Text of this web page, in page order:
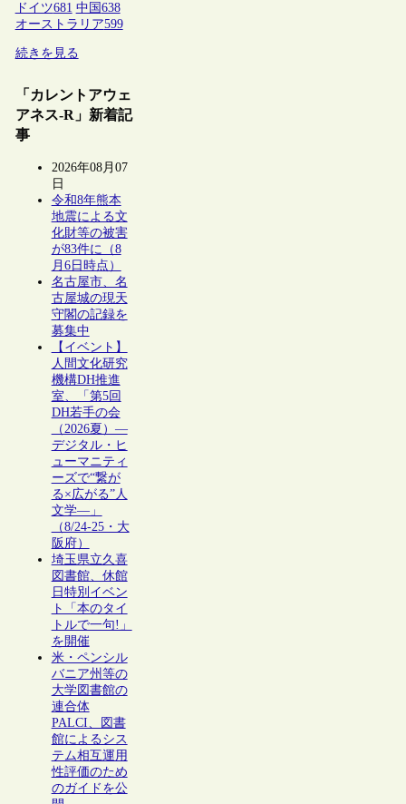
ドイツ681 中国 638
オーストラリア599
続きを見る
「カレントアウェ
アネス-R」新着記
事
2026年08月07
日
令和8年熊本
地震による文
化財等の被害
が83件に（8
月6日時点）
名古屋市、名
古屋城の現天
守閣の記録を
募集中
【イベント】
人間文化研究
機構DH推進
室、「第5回
DH若手の会
（2026夏）―
デジタル・ヒ
ューマニティ
ーズで“繋が
る×広がる”人
文学―」
（8/24-25・大
阪府）
埼玉県立久喜
図書館、休館
日特別イベン
ト「本のタイ
トルで一句!」
を開催
米・ペンシル
バニア州等の
大学図書館の
連合体
PALCI、図書
館によるシス
テム相互運用
性評価のため
のガイドを公